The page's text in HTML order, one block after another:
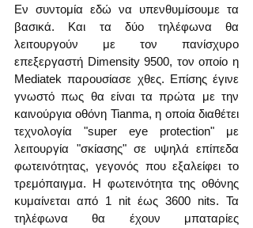
Εν συντομία εδώ να υπενθυμίσουμε τα
βασικά. Και τα δύο τηλέφωνα θα
λειτουργούν με τον πανίσχυρο
επεξεργαστή Dimensity 9500, τον οποίο η
Mediatek παρουσίασε χθες. Επίσης έγινε
γνωστό πως θα είναι τα πρώτα με την
καινούργια οθόνη Tianma, η οποία διαθέτει
τεχνολογία "super eye protection" με
λειτουργία "σκίασης" σε υψηλά επίπεδα
φωτεινότητας, γεγονός που εξαλείφει το
τρεμόπαιγμα. Η φωτεινότητα της οθόνης
κυμαίνεται από 1 nit έως 3600 nits. Τα
τηλέφωνα θα έχουν μπαταρίες